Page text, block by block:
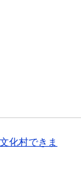
化村できま